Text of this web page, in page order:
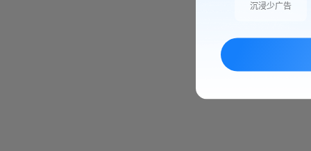
沉浸少广告